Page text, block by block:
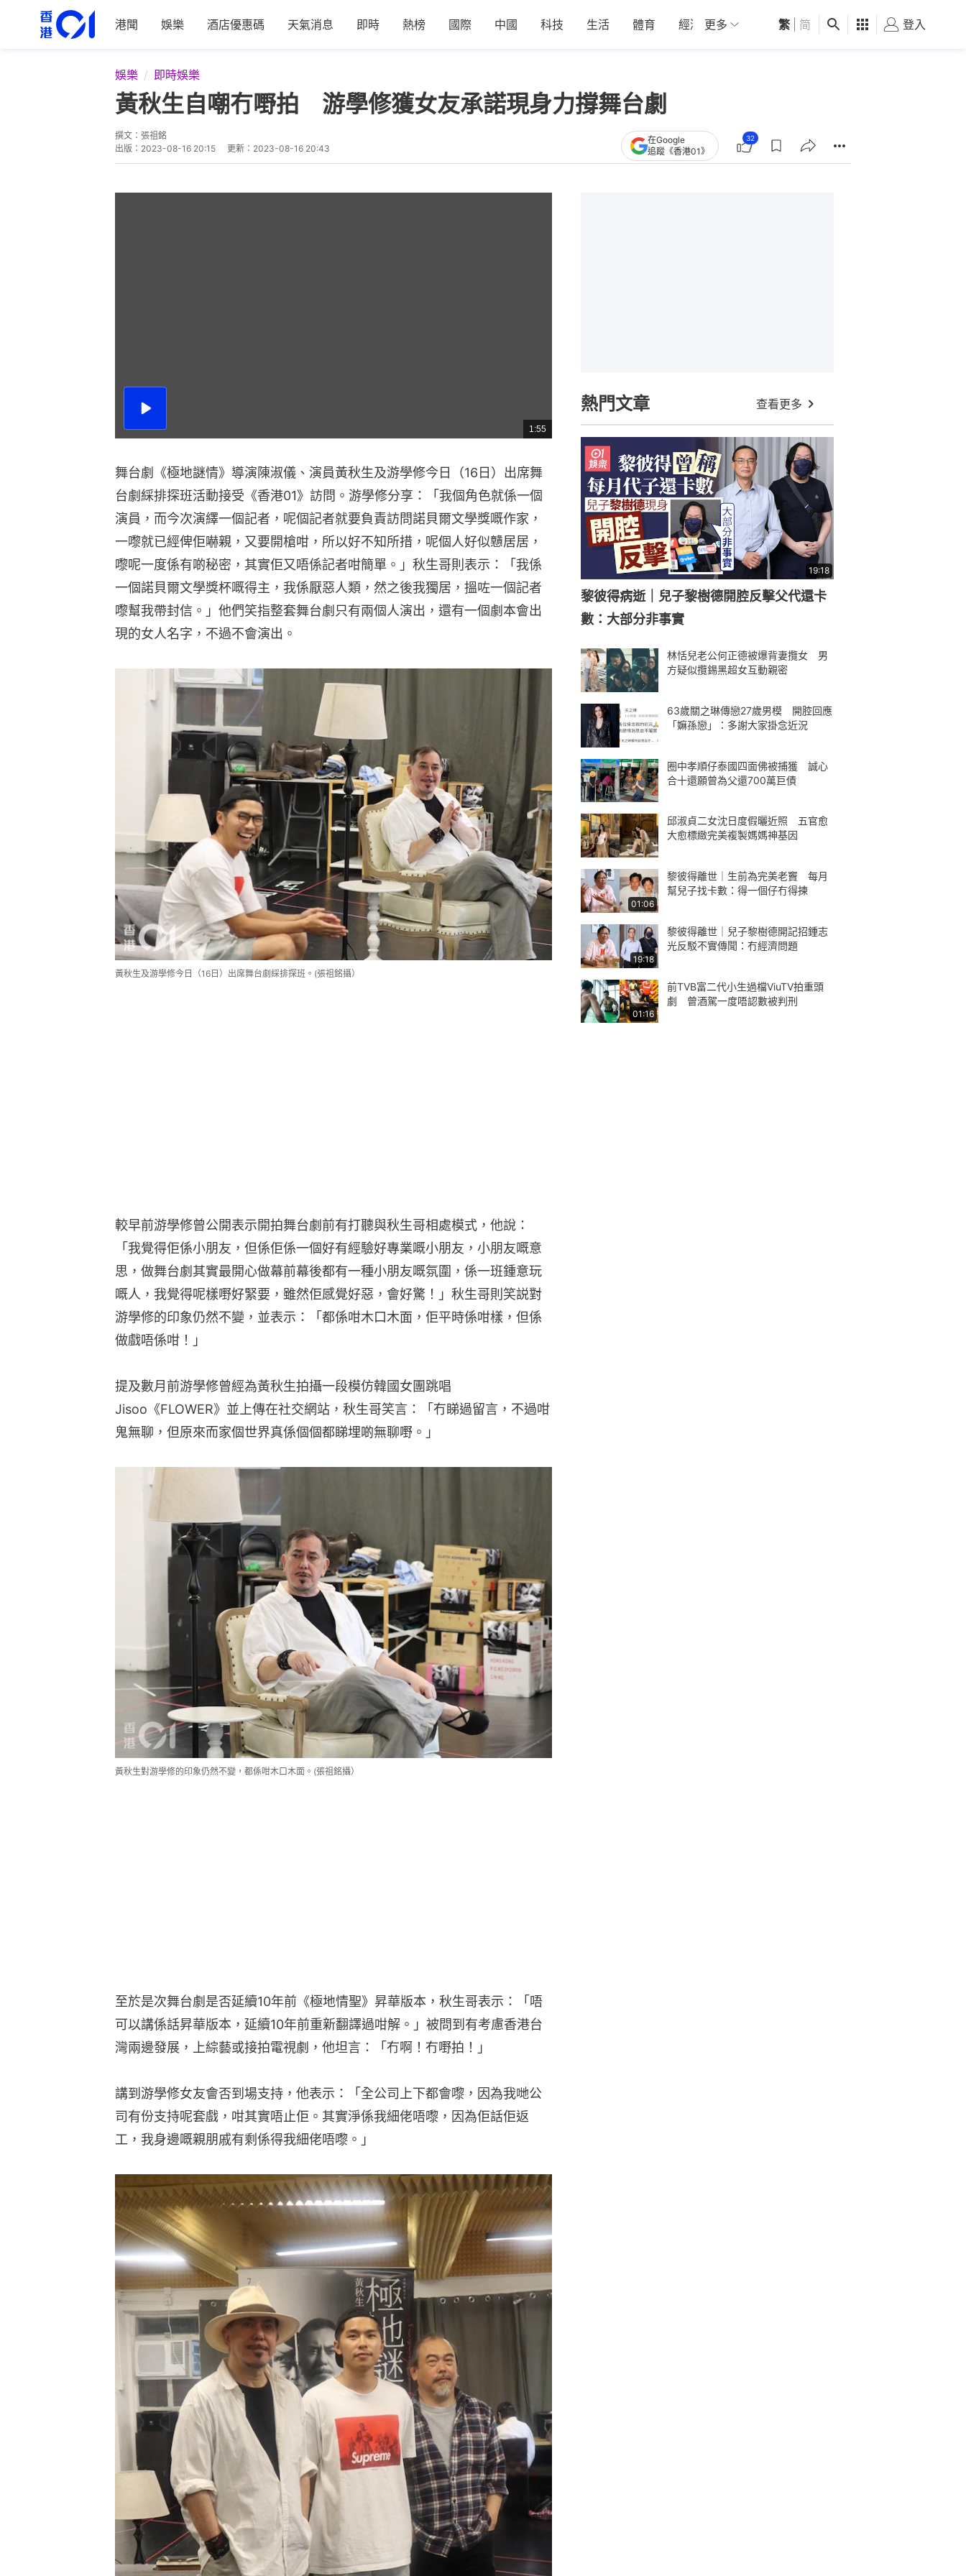
港聞 娛樂 酒店優惠碼 天氣消息 即時 熱榜 國際 中國 科技 生活 體育 經濟 01深圳 觀點 健康 好食玩飛
更多 繁 简 登入
娛樂 即時娛樂
黃秋生自嘲冇嘢拍 游學修獲女友承諾現身力撐舞台劇
撰文： 張祖銘
出版： 2023-08-16 20:15 更新： 2023-08-16 20:43
在Google
追蹤《香港01》
32
播
總
共
1:55
舞台劇《極地謎情》導演陳淑儀、演員黃秋生及游學修今日（16日）出席舞
台劇綵排探班活動接受《香港01》訪問。游學修分享：「我個角色就係一個
演員，而今次演繹一個記者，呢個記者就要負責訪問諾貝爾文學獎嘅作家，
一嚟就已經俾佢嚇親，又要開槍咁，所以好不知所措，呢個人好似戇居居，
嚟呢一度係有啲秘密，其實佢又唔係記者咁簡單。」秋生哥則表示：「我係
一個諾貝爾文學獎杯嘅得主，我係厭惡人類，然之後我獨居，搵咗一個記者
嚟幫我帶封信。」他們笑指整套舞台劇只有兩個人演出，還有一個劇本會出
現的女人名字，不過不會演出。
黃秋生及游學修今日（16日）出席舞台劇綵排探班。(張祖銘攝）
較早前游學修曾公開表示開拍舞台劇前有打聽與秋生哥相處模式，他說：
「我覺得佢係小朋友，但係佢係一個好有經驗好專業嘅小朋友，小朋友嘅意
思，做舞台劇其實最開心做幕前幕後都有一種小朋友嘅氛圍，係一班鍾意玩
嘅人，我覺得呢樣嘢好緊要，雖然佢感覺好惡，會好驚！」秋生哥則笑説對
游學修的印象仍然不變，並表示：「都係咁木口木面，佢平時係咁樣，但係
做戲唔係咁！」
提及數月前游學修曾經為黃秋生拍攝一段模仿韓國女團跳唱
Jisoo《FLOWER》並上傳在社交網站，秋生哥笑言：「冇睇過留言，不過咁
鬼無聊，但原來而家個世界真係個個都睇埋啲無聊嘢。」
黃秋生對游學修的印象仍然不變，都係咁木口木面。(張祖銘攝）
至於是次舞台劇是否延續10年前《極地情聖》昇華版本，秋生哥表示：「唔
可以講係話昇華版本，延續10年前重新翻譯過咁解。」被問到有考慮香港台
灣兩邊發展，上綜藝或接拍電視劇，他坦言：「冇啊！冇嘢拍！」
講到游學修女友會否到場支持，他表示：「全公司上下都會嚟，因為我哋公
司有份支持呢套戲，咁其實唔止佢。其實淨係我細佬唔嚟，因為佢話佢返
工，我身邊嘅親朋戚有剩係得我細佬唔嚟。」
熱門文章 查看更多
19:18
黎彼得病逝｜兒子黎樹德開腔反擊父代還卡
數：大部分非事實
林恬兒老公何正德被爆背妻攬女 男
方疑似攬錫黑超女互動親密
63歲關之琳傳戀27歲男模 開腔回應
「嫲孫戀」：多謝大家掛念近況
圈中孝順仔泰國四面佛被捕獲 誠心
合十還願曾為父還700萬巨債
邱淑貞二女沈日度假曬近照 五官愈
大愈標緻完美複製媽媽神基因
01:06
黎彼得離世｜生前為完美老竇 每月
幫兒子找卡數：得一個仔冇得揀
19:18
黎彼得離世｜兒子黎樹德開記招鍾志
光反駁不實傳聞：冇經濟問題
01:16
前TVB富二代小生過檔ViuTV拍重頭
劇 曾酒駕一度唔認數被判刑